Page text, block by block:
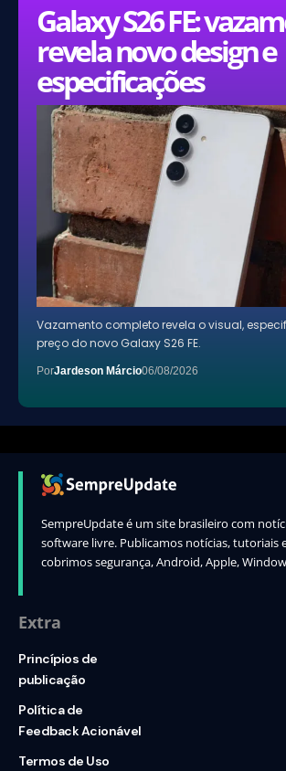
Galaxy S26 FE:
revela novo design e
especificações
Vazamento completo revela o visual,
preço do novo Galaxy S26 FE.
PorJardeson Márcio06/08/2026
SempreUpdate é um site brasileiro com
software livre. Publicamos notícias, tutoriais
cobrimos segurança, Android, Apple,
Extra
Princípios de
publicação
Política de
Feedback Acionável
Termos de Uso